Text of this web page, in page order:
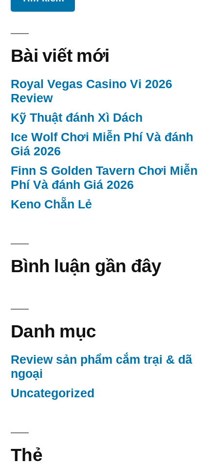
Bài viết mới
Royal Vegas Casino Vi 2026
Review
Kỹ Thuật đánh Xì Dách
Ice Wolf Chơi Miễn Phí Và đánh
Giá 2026
Finn S Golden Tavern Chơi Miễn
Phí Và đánh Giá 2026
Keno Chẵn Lẻ
Bình luận gần đây
Danh mục
Review sản phẩm cắm trại & dã
ngoại
Uncategorized
Thẻ